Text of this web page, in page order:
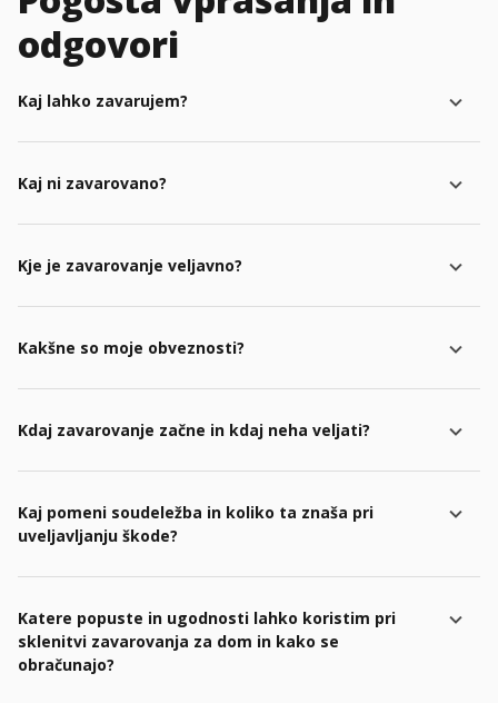
odgovori
Kaj lahko zavarujem?
Kaj ni zavarovano?
Kje je zavarovanje veljavno?
Kakšne so moje obveznosti?
Kdaj zavarovanje začne in kdaj neha veljati?
Kaj pomeni soudeležba in koliko ta znaša pri
uveljavljanju škode?
Katere popuste in ugodnosti lahko koristim pri
sklenitvi zavarovanja za dom in kako se
obračunajo?